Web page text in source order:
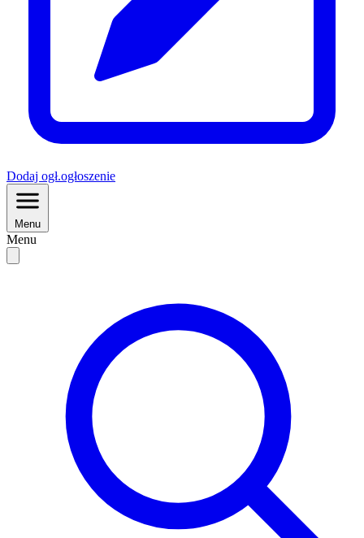
Dodaj ogł.ogłoszenie
Menu
Menu